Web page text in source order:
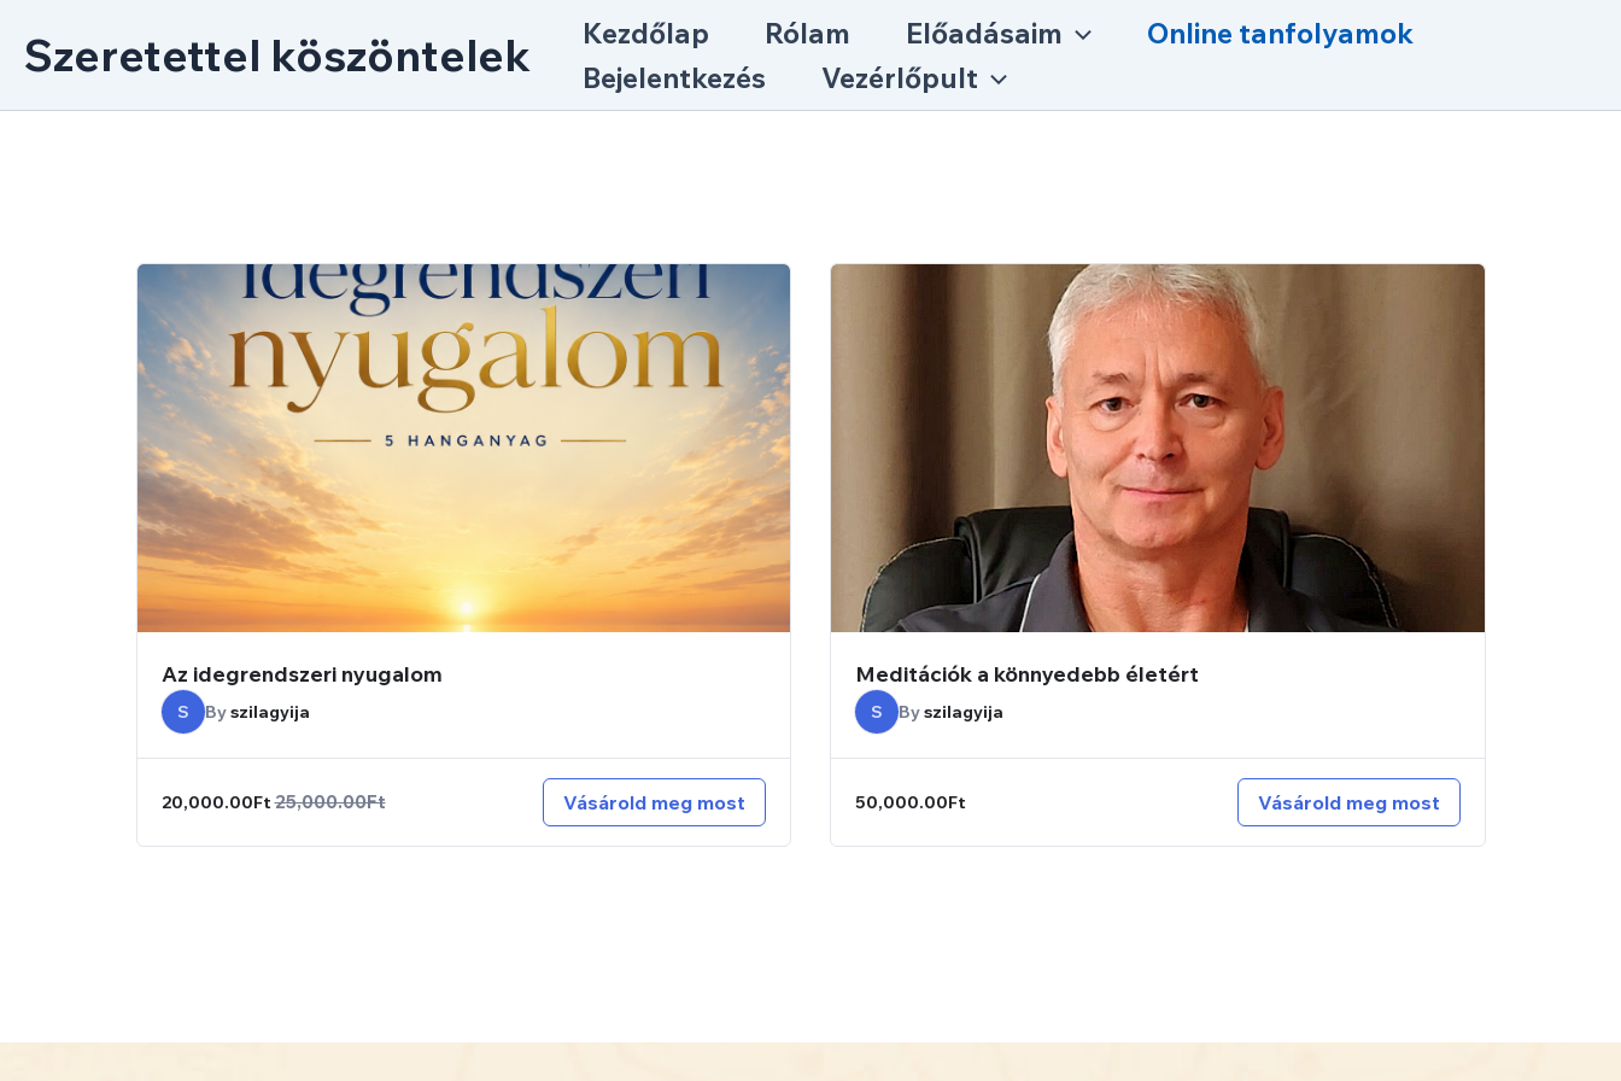
content
Szeretettel köszöntelek Kezdőlap Rólam Előadásaim
Online tanfolyamok
Bejelentkezés
Vezérlőpult
Az idegrendszeri nyugalom
S Byszilagyija
20,000.00Ft25,000.00Ft Vásárold meg most
Meditációk a könnyedebb életért
S Byszilagyija
50,000.00Ft Vásárold meg most